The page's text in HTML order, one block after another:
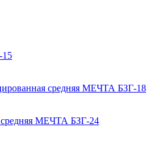
15
средняя МЕЧТА БЗГ-18
МЕЧТА БЗГ-24